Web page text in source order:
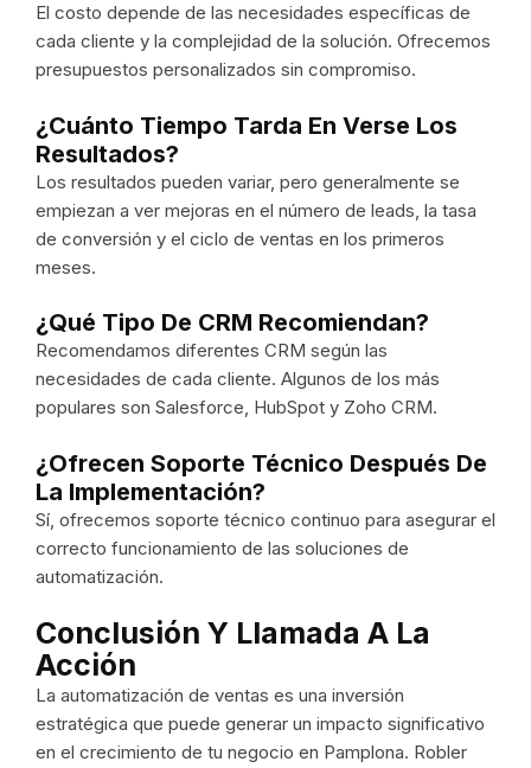
El costo depende de las necesidades específicas de
cada cliente y la complejidad de la solución. Ofrecemos
presupuestos personalizados sin compromiso.
¿Cuánto Tiempo Tarda En Verse Los
Resultados?
Los resultados pueden variar, pero generalmente se
empiezan a ver mejoras en el número de leads, la tasa
de conversión y el ciclo de ventas en los primeros
meses.
¿Qué Tipo De CRM Recomiendan?
Recomendamos diferentes CRM según las
necesidades de cada cliente. Algunos de los más
populares son Salesforce, HubSpot y Zoho CRM.
¿Ofrecen Soporte Técnico Después De
La Implementación?
Sí, ofrecemos soporte técnico continuo para asegurar el
correcto funcionamiento de las soluciones de
automatización.
Conclusión Y Llamada A La
Acción
La automatización de ventas es una inversión
estratégica que puede generar un impacto significativo
en el crecimiento de tu negocio en Pamplona. Robler